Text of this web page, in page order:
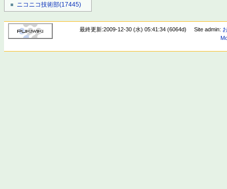
ニコニコ技術部(17445)
最終更新:2009-12-30 (水) 05:41:34 (6064d) Site admin: